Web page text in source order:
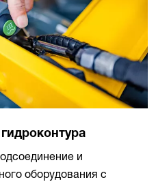
и
оборудования с